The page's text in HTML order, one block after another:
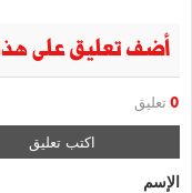
أضف تعليق على
0 تعليق
اكتب تعليق
الإسم